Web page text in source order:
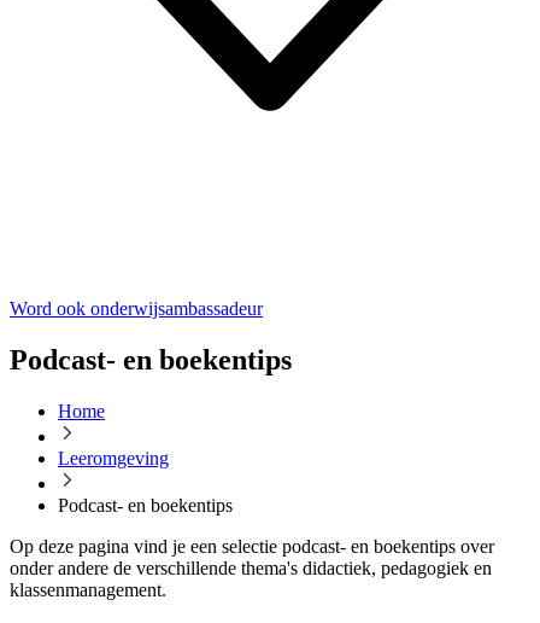
Word ook onderwijsambassadeur
Podcast- en boekentips
Home
Leeromgeving
Podcast- en boekentips
Op deze pagina vind je een selectie podcast- en boekentips over
onder andere de verschillende thema's didactiek, pedagogiek en
klassenmanagement.